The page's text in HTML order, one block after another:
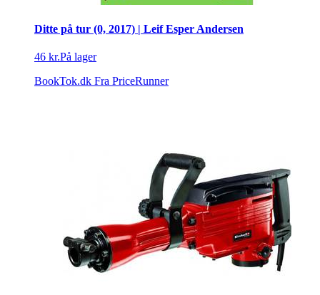
Ditte på tur (0, 2017) | Leif Esper Andersen
46 kr.På lager
BookTok.dk Fra PriceRunner